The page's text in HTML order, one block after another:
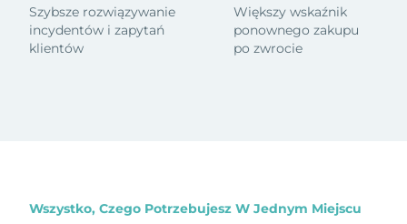
Szybsze rozwiązywanie
incydentów i zapytań
klientów
Większy wskaźnik
ponownego zakupu
po zwrocie
Wszystko, Czego Potrzebujesz W Jednym Miejscu